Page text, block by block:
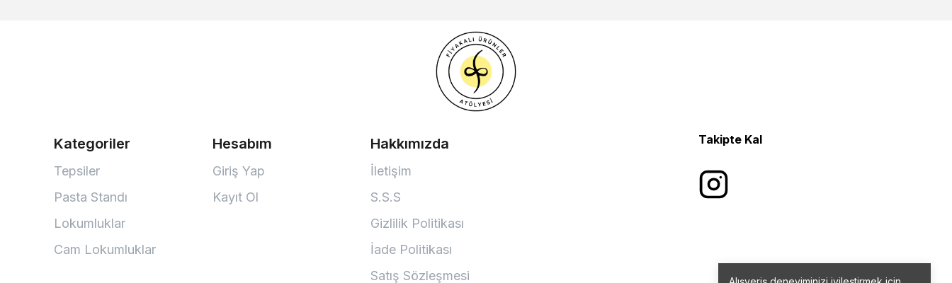
Kategoriler
Tepsiler
Pasta Standı
Lokumluklar
Cam Lokumluklar
Hesabım
Giriş Yap
Kayıt Ol
Hakkımızda
İletişim
S.S.S
Gizlilik Politikası
İade Politikası
Satış Sözleşmesi
Takipte Kal